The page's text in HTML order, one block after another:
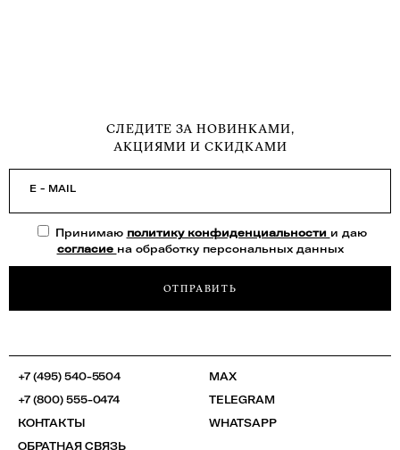
СЛЕДИТЕ ЗА НОВИНКАМИ,
АКЦИЯМИ И СКИДКАМИ
E - MAIL
Принимаю политику конфиденциальности и даю
согласие на обработку персональных данных
ОТПРАВИТЬ
+7 (495) 540-5504
+7 (800) 555-0474
КОНТАКТЫ
ОБРАТНАЯ СВЯЗЬ
MAX
TELEGRAM
WHATSAPP